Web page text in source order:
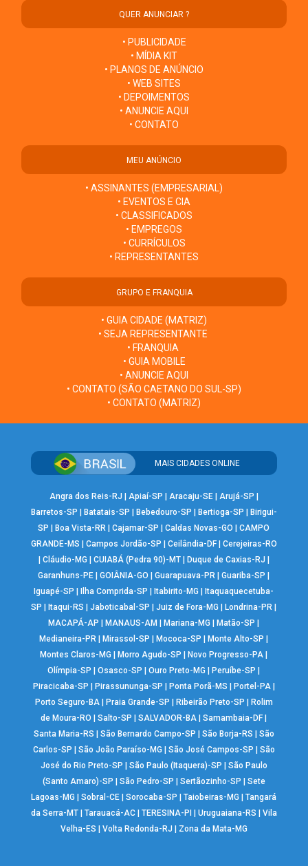
QUER ANUNCIAR ?
• PUBLICIDADE
• MÍDIA KIT
• PLANOS DE ANÚNCIO
• WEB SITES
• DEPOIMENTOS
• ANUNCIE AQUI
• CONTATO
MEU ANÚNCIO
• ASSINANTES (EMPRESARIAL)
• EVENTOS E CIA
• CLASSIFICADOS
• EMPREGOS
• CURRÍCULOS
• REPRESENTANTES
GRUPO E FRANQUIA
• GUIA CIDADE (MATRIZ)
• SEJA REPRESENTANTE
• FRANQUIA
• GUIA MOBILE
• ANUNCIE AQUI
• CONTATO (SÃO CAETANO DO SUL-SP)
• CONTATO (MATRIZ)
MAIS CIDADES ONLINE
Angra dos Reis-RJ Apiaí-SP Aracaju-SE| Arujá-SP
Barretos-SP
Batatais-SP Bebedouro-SP Bertioga-SP
Birigui-
SP
Boa Vista-RR |Cajamar-SP |Caldas Novas-GO |CAMPO
GRANDE-MS
Campos Jordão-SP Ceilândia-DF| Cerejeiras-RO
Cláudio-MG CUIABÁ (Pedra 90)-MT| Duque de Caxias-RJ
Garanhuns-PE |GOIÂNIA-GO |Guarapuava-PR |Guariba-SP
Iguapé-SP
Ilha Comprida-SP Itabirito-MG
Itaquaquecetuba-
SP
Itaqui-RS |Jaboticabal-SP |Juiz de Fora-MG Londrina-PR
MACAPÁ-AP
MANAUS-AM Mariana-MG Matão-SP
Medianeira-PR
Mirassol-SP Mococa-SP Monte Alto-SP
Montes Claros-MG
Morro Agudo-SP Novo Progresso-PA
Olímpia-SP
|Osasco-SP |Ouro Preto-MG Peruíbe-SP
Piracicaba-SP
Pirassununga-SP Ponta Porã-MS Portel-PA|
Porto Seguro-BA| Praia Grande-SP Ribeirão Preto-SP
Rolim
de Moura-RO
|Salto-SP |SALVADOR-BA |Samambaia-DF
Santa Maria-RS
São Bernardo Campo-SP São Borja-RS
São
Carlos-SP
São João Paraíso-MG São José Campos-SP
São
José do Rio Preto-SP
São Paulo (Itaquera)-SP
São Paulo
(Santo Amaro)-SP
São Pedro-SP Sertãozinho-SP
Sete
Lagoas-MG
|Sobral-CE |Sorocaba-SP |Taiobeiras-MG |Tangará
da Serra-MT| Tarauacá-AC| TERESINA-PI Uruguaiana-RS
Vila
Velha-ES
Volta Redonda-RJ Zona da Mata-MG